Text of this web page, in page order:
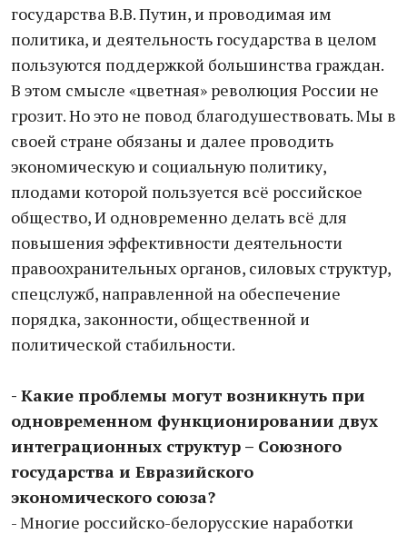
государства В.В. Путин, и проводимая им
политика, и деятельность государства в целом
пользуются поддержкой большинства граждан.
В этом смысле «цветная» революция России не
грозит. Но это не повод благодушествовать. Мы в
своей стране обязаны и далее проводить
экономическую и социальную политику,
плодами которой пользуется всё российское
общество, И одновременно делать всё для
повышения эффективности деятельности
правоохранительных органов, силовых структур,
спецслужб, направленной на обеспечение
порядка, законности, общественной и
политической стабильности.
- Какие проблемы могут возникнуть при
одновременном функционировании двух
интеграционных структур – Союзного
государства и Евразийского
экономического союза?
- Многие российско-белорусские наработки